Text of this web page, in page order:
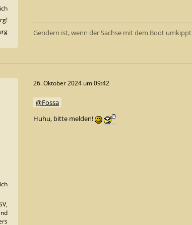
Gendern ist, wenn der Sachse mit dem Boot umkippt
26. Oktober 2024 um 09:42
Fossa
Huhu, bitte melden!